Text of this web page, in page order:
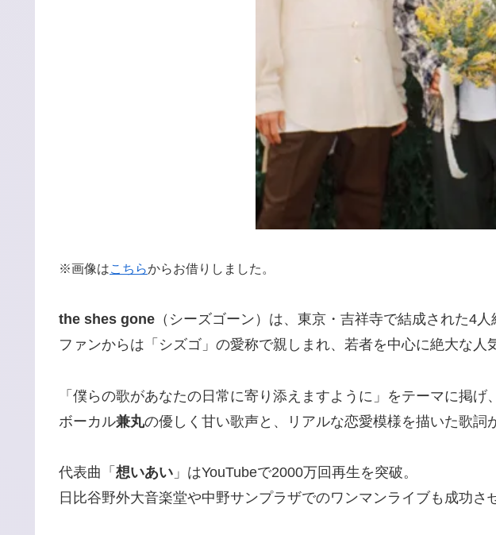
※画像はこちらからお借りしました。
the shes gone （シーズゴーン）は、東京・吉祥寺で結成された4人
ファンからは「シズゴ」の愛称で親しまれ、若者を中心に絶大な人
「僕らの歌があなたの日常に寄り添えますように」をテーマに掲
ボーカル兼丸の優しく甘い歌声と、リアルな恋愛模様を描いた歌詞
代表曲「 想いあい 」はYouTubeで2000万回再生を突破。
日比谷野外大音楽堂や中野サンプラザでのワンマンライブも成功さ